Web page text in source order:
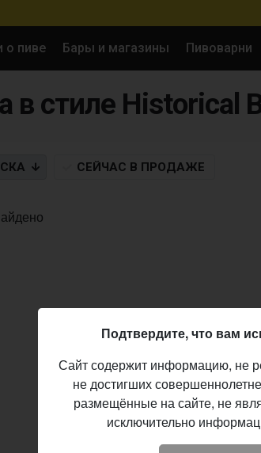
о пиве Бары и магазины Пивоварни
в стиле Historical
СЕЙЧАС В ПРОДАЖЕ
Подтвердите, что вам
Сайт содержит информацию, не
не достигших
размещённые на сайте, не
исключительно